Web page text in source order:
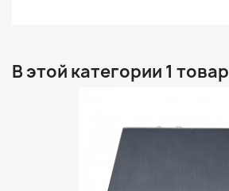
В этой категории 1